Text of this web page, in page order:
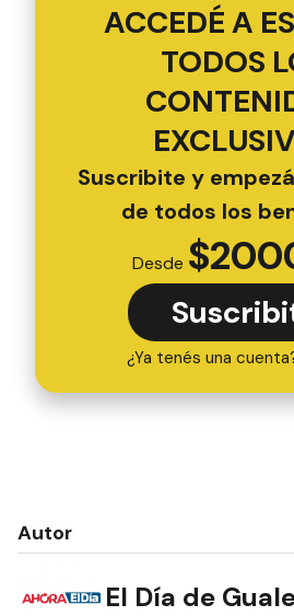
ACCEDÉ A
TODOS
Suscribite y
de todos los
Desde $
¿Ya tenés una
Autor
El Día de